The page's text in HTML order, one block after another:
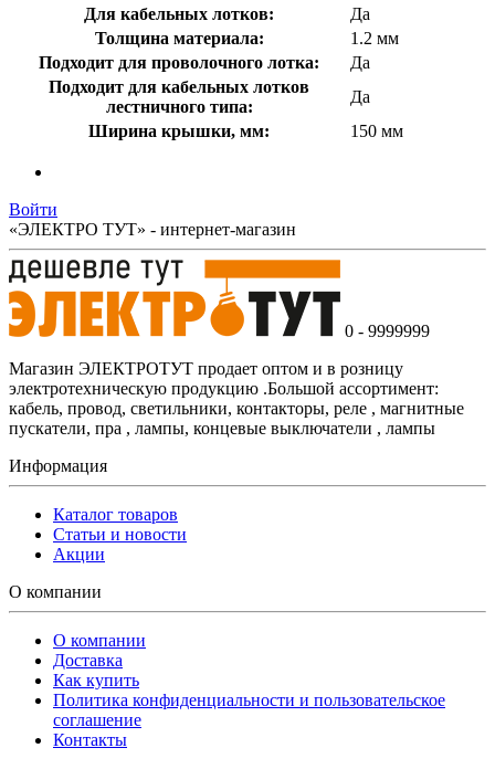
Для кабельных лотков:
Да
Толщина материала:
1.2 мм
Подходит для проволочного лотка:
Да
Подходит для кабельных лотков
лестничного типа:
Да
Ширина крышки, мм:
150 мм
Войти
«ЭЛЕКТРО ТУТ» - интернет-магазин
0 - 9999999
Магазин ЭЛЕКТРОТУТ продает оптом и в розницу
электротехническую продукцию .Большой ассортимент:
кабель, провод, светильники, контакторы, реле , магнитные
пускатели, пра , лампы, концевые выключатели , лампы
Информация
Каталог товаров
Статьи и новости
Акции
О компании
О компании
Доставка
Как купить
Политика конфиденциальности и пользовательское
соглашение
Контакты